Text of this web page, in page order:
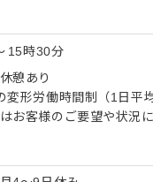
15時30分
憩あり
変形労働時間制（1日平
お客様のご要望や状況